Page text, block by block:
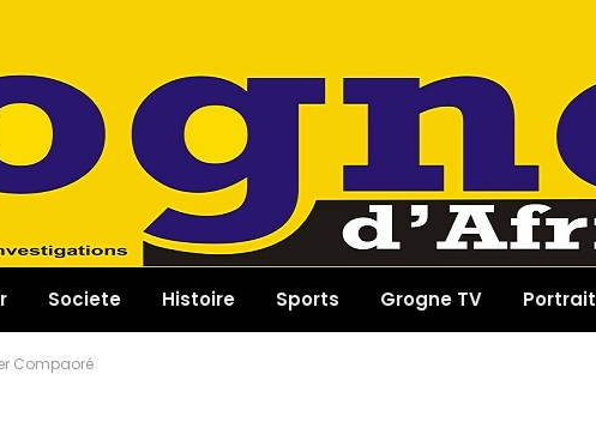
Societe Histoire Sports Grogne TV Portrait
Compaoré